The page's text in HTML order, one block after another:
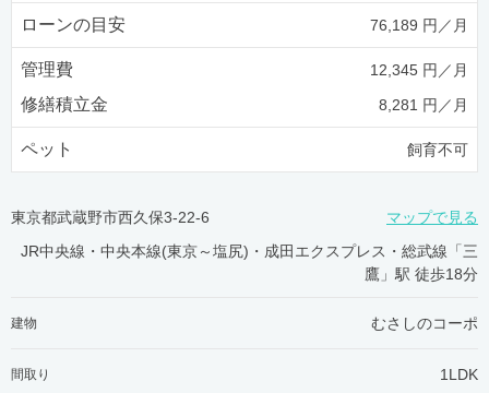
ローンの目安 76,189 円／月
管理費 12,345 円／月
修繕積立金 8,281 円／月
ペット 飼育不可
東京都武蔵野市西久保3-22-6
マップで見る
JR中央線・中央本線(東京～塩尻)・成田エクスプレス・総武線「三
鷹」駅 徒歩18分
建物 むさしのコーポ
間取り 1LDK